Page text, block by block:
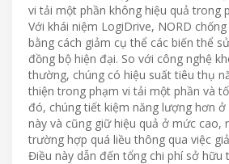
vi tải một phần không hiệu quả trong
Với khái niệm LogiDrive, NORD
bằng cách giảm cụ thể các biến thể
đồng bộ hiện đại. So với công nghệ
thường, chúng có hiệu suất tiêu thụ
thiện trong phạm vi tải một phần và
đó, chúng tiết kiệm năng lượng hơn ở
này và cũng giữ hiệu quả ở mức cao,
trường hợp quá liều thông qua việc
Điều này dẫn đến tổng chi phí sở hữu